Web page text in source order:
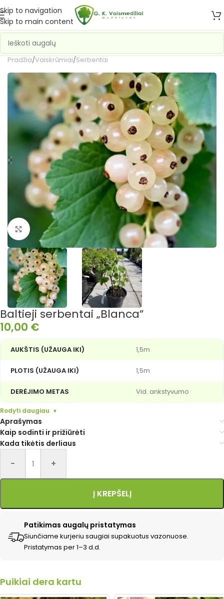
Skip to navigation
Skip to main content
Pradžia/Vaiskrūmiai/Serbentai
Išdidinti nuotrauką
Baltieji serbentai „Blanca”
10,00 €
AUKŠTIS (UŽAUGA IKI) 1,5m
PLOTIS (UŽAUGA IKI) 1,5m
DERĖJIMO METAS Vid. ankstyvumo
Rodyti daugiau
Aprašymas
Kaip sodinti ir prižiūrėti
Kada tikėtis derliaus
- +
Į KREPŠELĮ
Patikimas augalų pristatymas
Siunčiame kurjeriu saugiai supakuotus vazonuose.
Pristatymas per 1–3 d.d.
Puikiai dera kartu